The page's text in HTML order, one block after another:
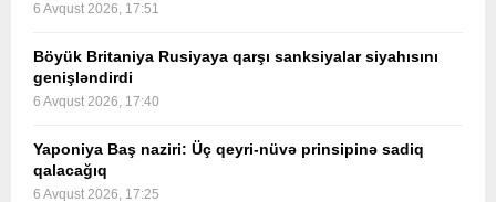
6 Avqust 2026, 17:51
Böyük Britaniya Rusiyaya qarşı sanksiyalar siyahısını
genişləndirdi
6 Avqust 2026, 17:40
Yaponiya Baş naziri: Üç qeyri-nüvə prinsipinə sadiq
qalacağıq
6 Avqust 2026, 17:25